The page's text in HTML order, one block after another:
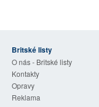
Britské listy
O nás - Britské listy
Kontakty
Opravy
Reklama